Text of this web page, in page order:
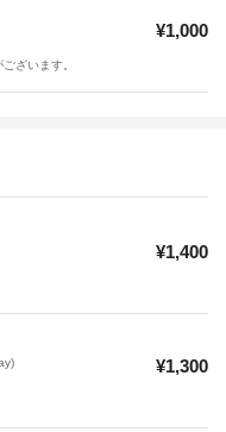
¥1,000
ざいます。
¥1,400
¥1,300